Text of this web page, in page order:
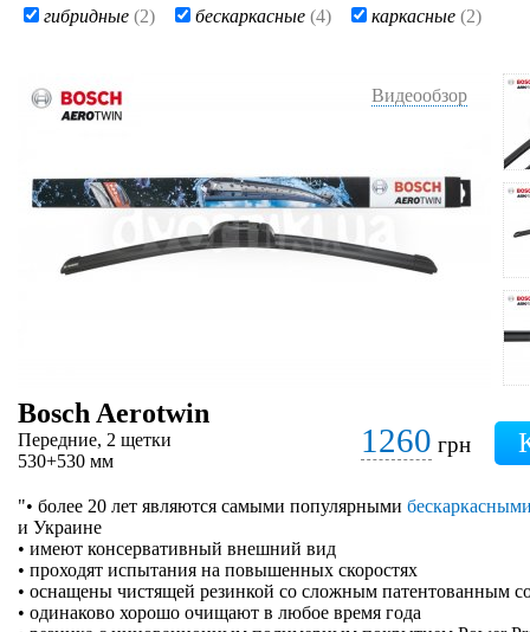
гибридные (2) бескаркасные (4) каркасные (2)
Видеообзор
Bosch Aerotwin
Передние, 2 щетки
530+530 мм
1260 грн
"• более 20 лет являются самыми популярными
и Украине
• имеют консервативный внешний вид
• проходят испытания на повышенных скоростях
• оснащены чистящей резинкой со сложным патентованным
• одинаково хорошо очищают в любое время года